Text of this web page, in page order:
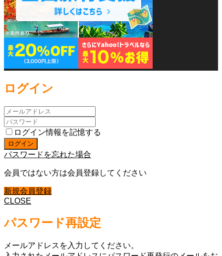
ログイン
ログイン情報を記憶する
パスワードを忘れた場合
会員ではない方は会員登録してください
新規会員登録
CLOSE
パスワード再設定
メールアドレスを入力してください。